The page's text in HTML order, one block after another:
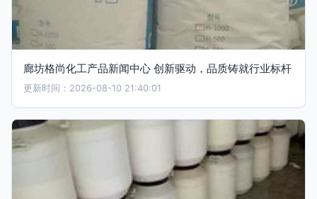
廊坊格尚化工产品新闻中心 创新驱动，品质铸就行业标杆
更新时间：2026-08-10 21:40:01